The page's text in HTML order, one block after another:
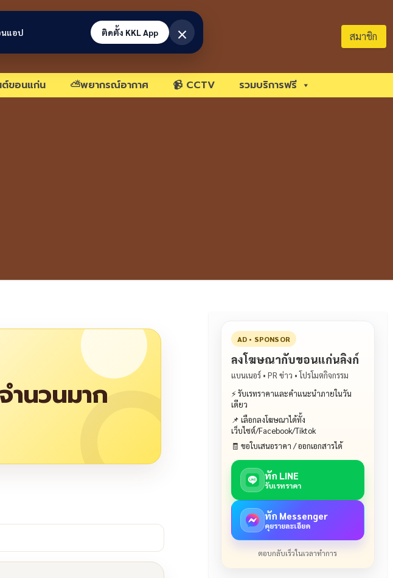
ก่นลิงก์ สมาชิก
ต์ขอนแก่น ⛅พยากรณ์อากาศ 📹 CCTV รวมบริการฟรี
นวนมาก
AD • SPONSOR
ลงโฆษณากับขอนแก่นลิงก์
แบนเนอร์ • PR ข่าว • โปรโมตกิจกรรม
⚡ รับเรทราคาและคำแนะนำภายในวัน
เดียว
📌 เลือกลงโฆษณาได้ทั้ง
เว็บไซต์/Facebook/Tiktok
🧾 ขอใบเสนอราคา / ออกเอกสารได้
ทัก LINE
รับเรทราคา
ทัก Messenger
คุยรายละเอียด
ตอบกลับเร็วในเวลาทำการ
นแอป ติดตั้ง KKL App ×